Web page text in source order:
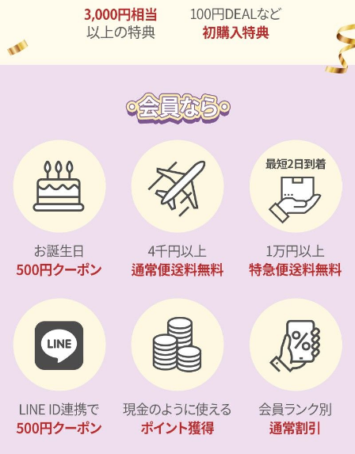
カスタマーサービス
ショッピングガイド
アプリダウンロード
INSTAGRAM LINE